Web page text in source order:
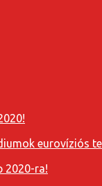
eurovíziós
2020-ra!